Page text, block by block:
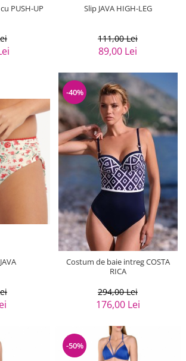
PUSH-UP Slip JAVA HIGH-LEG
111,00 Lei
89,00 Lei
-40%
Costum de baie intreg COSTA
RICA
294,00 Lei
176,00 Lei
-50%